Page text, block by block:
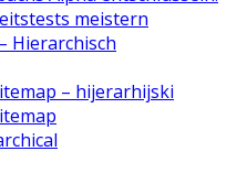
meistern
Hierarchisch
– hijerarhijski